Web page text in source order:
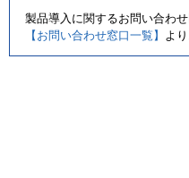
製品導入に関するお問い合わ
【お問い合わせ窓口一覧】
よ